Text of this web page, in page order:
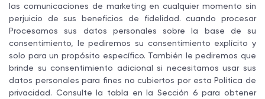
las comunicaciones de marketing en cualquier momento sin
perjuicio de sus beneficios de fidelidad. cuando procesar
Procesamos sus datos personales sobre la base de su
consentimiento, le pediremos su consentimiento explícito y
solo para un propósito específico. También le pediremos que
brinde su consentimiento adicional si necesitamos usar sus
datos personales para fines no cubiertos por esta Política de
privacidad. Consulte la tabla en la Sección 6 para obtener